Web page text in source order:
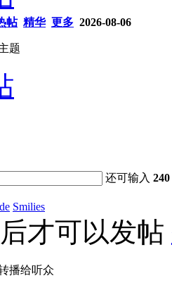
帖 精华 更多 2026-08-06
题
还可输入240
Smilies
才可以发帖
播给听众